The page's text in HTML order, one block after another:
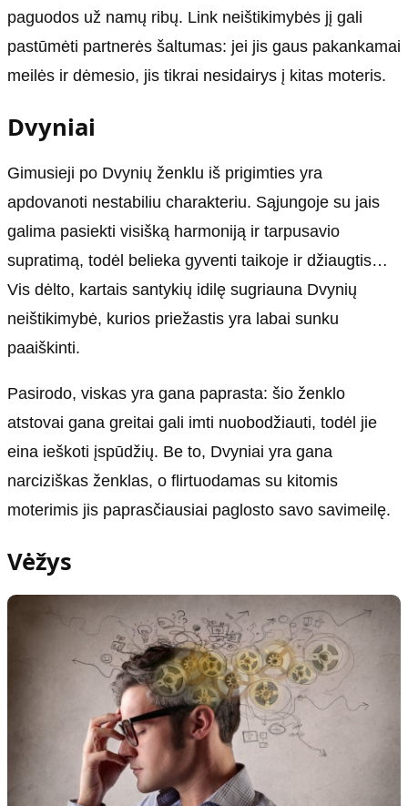
paguodos už namų ribų. Link neištikimybės jį gali
pastūmėti partnerės šaltumas: jei jis gaus pakankamai
meilės ir dėmesio, jis tikrai nesidairys į kitas moteris.
Dvyniai
Gimusieji po Dvynių ženklu iš prigimties yra
apdovanoti nestabiliu charakteriu. Sąjungoje su jais
galima pasiekti visišką harmoniją ir tarpusavio
supratimą, todėl belieka gyventi taikoje ir džiaugtis…
Vis dėlto, kartais santykių idilę sugriauna Dvynių
neištikimybė, kurios priežastis yra labai sunku
paaiškinti.
Pasirodo, viskas yra gana paprasta: šio ženklo
atstovai gana greitai gali imti nuobodžiauti, todėl jie
eina ieškoti įspūdžių. Be to, Dvyniai yra gana
narciziškas ženklas, o flirtuodamas su kitomis
moterimis jis paprasčiausiai paglosto savo savimeilę.
Vėžys